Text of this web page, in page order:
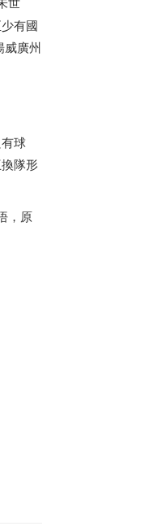
有國
威廣州
球
隊形
，原